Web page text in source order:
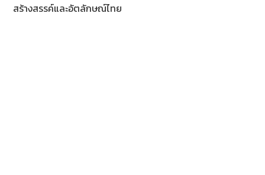
สร้างสรรค์และอัตลักษณ์ไทย